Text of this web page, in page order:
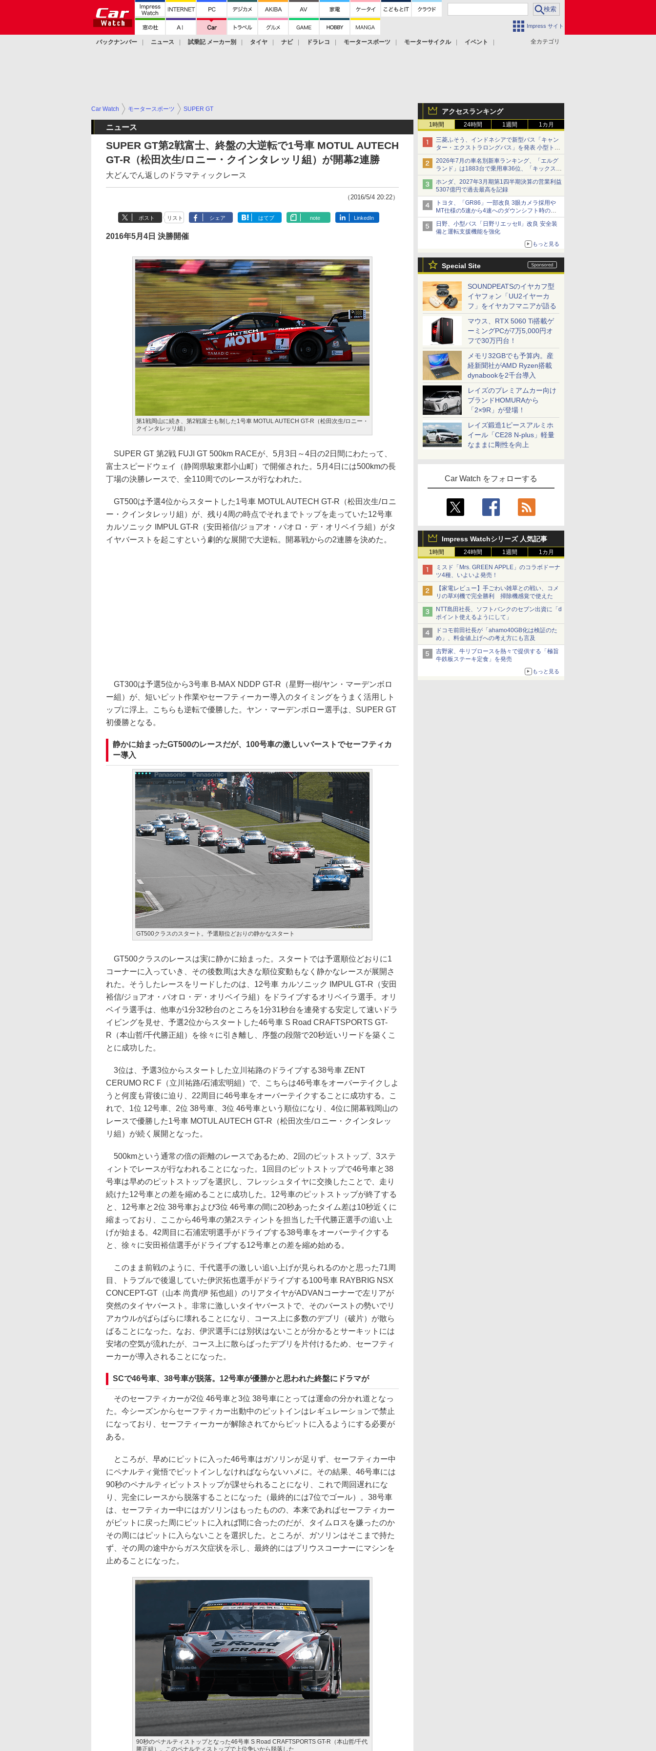
Impress サイト
全カテゴリ
バックナンバー ニュース 試乗記 メーカー別 タイヤ ナビ ドラレコ モータースポーツ モーターサイクル
イベント
アクセスランキング
1時間 24時間 1週間 1カ月
三菱ふそう、インドネシアで新型バス「キャン
ター・エクストラロングバス」を発表 小型トラ
ックベースの観光・旅客輸送向けバス
2026年7月の車名別新車ランキング、「エルグ
ランド」は1883台で乗用車36位、「キックス」
は2591台で27位に
ホンダ、2027年3月期第1四半期決算の営業利益
5307億円で過去最高を記録
トヨタ、「GR86」一部改良 3眼カメラ採用や
MT仕様の5速から4速へのダウンシフト時の操
作性向上など
日野、小型バス「日野リエッセII」改良 安全装
備と運転支援機能を強化
もっと見る
Special Site
SOUNDPEATSのイヤカフ型
イヤフォン「UU2イヤーカ
フ」をイヤカフマニアが語る
マウス、RTX 5060 Ti搭載ゲ
ーミングPCが7万5,000円オ
フで30万円台！
メモリ32GBでも予算内。産
経新聞社がAMD Ryzen搭載
dynabookを2千台導入
レイズのプレミアムカー向け
ブランドHOMURAから
「2×9R」が登場！
レイズ鍛造1ピースアルミホ
イール「CE28 N-plus」軽量
なままに剛性を向上
Car Watch をフォローする
Impress Watchシリーズ 人気記事
1時間 24時間 1週間 1カ月
ミスド「Mrs. GREEN APPLE」のコラボドーナ
ツ4種、いよいよ発売！
【家電レビュー】手ごわい雑草との戦い、コメ
リの草刈機で完全勝利 掃除機感覚で使えた
NTT島田社長、ソフトバンクのセブン出資に「d
ポイント使えるようにして」
ドコモ前田社長が「ahamo40GB化は検証のた
め」、料金値上げへの考え方にも言及
吉野家、牛リブロースを熱々で提供する「極旨
牛鉄板ステーキ定食」を発売
もっと見る
Car Watch モータースポーツ SUPER GT
ニュース
SUPER GT第2戦富士、終盤の大逆転で1号車 MOTUL AUTECH
GT-R（松田次生/ロニー・クインタレッリ組）が開幕2連勝
大どんでん返しのドラマティックレース
（2016/5/4 20:22）
ポスト リスト シェア はてブ note LinkedIn
2016年5月4日 決勝開催
第1戦岡山に続き、第2戦富士も制した1号車 MOTUL AUTECH GT-R（松田次生/ロニー・
クインタレッリ組）
SUPER GT 第2戦 FUJI GT 500km RACEが、5月3日～4日の2日間にわたって、
富士スピードウェイ（静岡県駿東郡小山町）で開催された。5月4日には500kmの長
丁場の決勝レースで、全110周でのレースが行なわれた。
GT500は予選4位からスタートした1号車 MOTUL AUTECH GT-R（松田次生/ロニ
ー・クインタレッリ組）が、残り4周の時点でそれまでトップを走っていた12号車
カルソニック IMPUL GT-R（安田裕信/ジョアオ・パオロ・デ・オリベイラ組）がタ
イヤバーストを起こすという劇的な展開で大逆転。開幕戦からの2連勝を決めた。
GT300は予選5位から3号車 B-MAX NDDP GT-R（星野一樹/ヤン・マーデンボロ
ー組）が、短いピット作業やセーフティーカー導入のタイミングをうまく活用しト
ップに浮上。こちらも逆転で優勝した。ヤン・マーデンボロー選手は、SUPER GT
初優勝となる。
静かに始まったGT500のレースだが、100号車の激しいバーストでセーフティカ
ー導入
GT500クラスのスタート。予選順位どおりの静かなスタート
GT500クラスのレースは実に静かに始まった。スタートでは予選順位どおりに1
コーナーに入っていき、その後数周は大きな順位変動もなく静かなレースが展開さ
れた。そうしたレースをリードしたのは、12号車 カルソニック IMPUL GT-R（安田
裕信/ジョアオ・パオロ・デ・オリベイラ組）をドライブするオリベイラ選手。オリ
ベイラ選手は、他車が1分32秒台のところを1分31秒台を連発する安定して速いドラ
イビングを見せ、予選2位からスタートした46号車 S Road CRAFTSPORTS GT-
R（本山哲/千代勝正組）を徐々に引き離し、序盤の段階で20秒近いリードを築くこ
とに成功した。
3位は、予選3位からスタートした立川祐路のドライブする38号車 ZENT
CERUMO RC F（立川祐路/石浦宏明組）で、こちらは46号車をオーバーテイクしよ
うと何度も背後に迫り、22周目に46号車をオーバーテイクすることに成功する。こ
れで、1位 12号車、2位 38号車、3位 46号車という順位になり、4位に開幕戦岡山の
レースで優勝した1号車 MOTUL AUTECH GT-R（松田次生/ロニー・クインタレッ
リ組）が続く展開となった。
500kmという通常の倍の距離のレースであるため、2回のピットストップ、3ステ
ィントでレースが行なわれることになった。1回目のピットストップで46号車と38
号車は早めのピットストップを選択し、フレッシュタイヤに交換したことで、走り
続けた12号車との差を縮めることに成功した。12号車のピットストップが終了する
と、12号車と2位 38号車および3位 46号車の間に20秒あったタイム差は10秒近くに
縮まっており、ここから46号車の第2スティントを担当した千代勝正選手の追い上
げが始まる。42周目に石浦宏明選手がドライブする38号車をオーバーテイクする
と、徐々に安田裕信選手がドライブする12号車との差を縮め始める。
このまま前戦のように、千代選手の激しい追い上げが見られるのかと思った71周
目、トラブルで後退していた伊沢拓也選手がドライブする100号車 RAYBRIG NSX
CONCEPT-GT（山本 尚貴/伊 拓也組）のリアタイヤがADVANコーナーで左リアが
突然のタイヤバースト。非常に激しいタイヤバーストで、そのバーストの勢いでリ
アカウルがばらばらに壊れることになり、コース上に多数のデブリ（破片）が散ら
ばることになった。なお、伊沢選手には別状はないことが分かるとサーキットには
安堵の空気が流れたが、コース上に散らばったデブリを片付けるため、セーフティ
ーカーが導入されることになった。
SCで46号車、38号車が脱落。12号車が優勝かと思われた終盤にドラマが
そのセーフティカーが2位 46号車と3位 38号車にとっては運命の分かれ道となっ
た。今シーズンからセーフティカー出動中のピットインはレギュレーションで禁止
になっており、セーフティーカーが解除されてからピットに入るようにする必要が
ある。
ところが、早めにピットに入った46号車はガソリンが足りず、セーフティカー中
にペナルティ覚悟でピットインしなければならないハメに。その結果、46号車には
90秒のペナルティピットストップが課せられることになり、これで周回遅れにな
り、完全にレースから脱落することになった（最終的には7位でゴール）。38号車
は、セーフティカー中にはガソリンはもったものの、本来であればセーフティカー
がピットに戻った周にピットに入れば間に合ったのだが、タイムロスを嫌ったのか
その周にはピットに入らないことを選択した。ところが、ガソリンはそこまで持た
ず、その周の途中からガス欠症状を示し、最終的にはプリウスコーナーにマシンを
止めることになった。
90秒のペナルティストップとなった46号車 S Road CRAFTSPORTS GT-R（本山哲/千代
勝正組）。このペナルティストップで上位争いから脱落した